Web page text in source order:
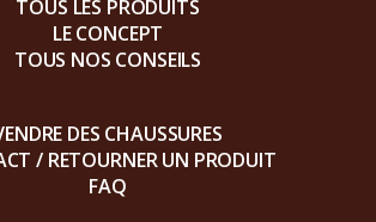
TOUS LES PRODUITS
LE CONCEPT
TOUS NOS CONSEILS
DES CHAUSSURES
/ RETOURNER UN PRODUIT
FAQ